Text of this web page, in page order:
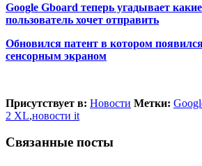
Google Gboard теперь угадывает
пользователь хочет отправить
Обновился патент в котором
сенсорным экраном
Присутствует в: Новости Метки:
2 XL,новости it
Связанные посты